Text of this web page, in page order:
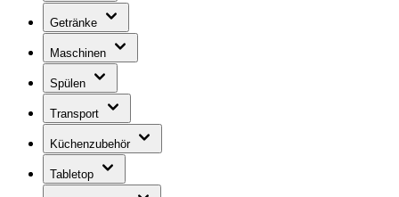
Getränke
Maschinen
Spülen
Transport
Küchenzubehör
Tabletop